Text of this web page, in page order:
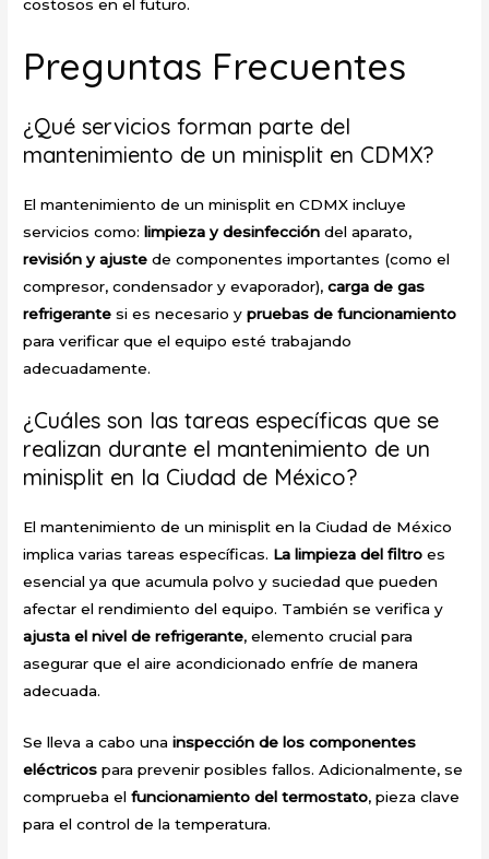
costosos en el futuro.
Preguntas Frecuentes
¿Qué servicios forman parte del
mantenimiento de un minisplit en CDMX?
El mantenimiento de un minisplit en CDMX incluye
servicios como:limpieza y desinfección del aparato,
revisión y ajuste de componentes importantes (como el
compresor, condensador y evaporador),carga de gas
refrigerante si es necesario ypruebas de funcionamiento
para verificar que el equipo esté trabajando
adecuadamente.
¿Cuáles son las tareas específicas que se
realizan durante el mantenimiento de un
minisplit en la Ciudad de México?
El mantenimiento de un minisplit en la Ciudad de México
implica varias tareas específicas. La limpieza del filtro es
esencial ya que acumula polvo y suciedad que pueden
afectar el rendimiento del equipo. También se verifica y
ajusta el nivel de refrigerante, elemento crucial para
asegurar que el aire acondicionado enfríe de manera
adecuada.
Se lleva a cabo unainspección de los componentes
eléctricos para prevenir posibles fallos. Adicionalmente, se
comprueba elfuncionamiento del termostato, pieza clave
para el control de la temperatura.